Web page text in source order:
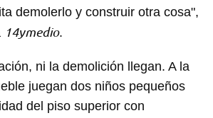
demolerlo y construir otra cosa",
14ymedio.
ni la demolición llegan. A la
juegan dos niños pequeños
del piso superior con